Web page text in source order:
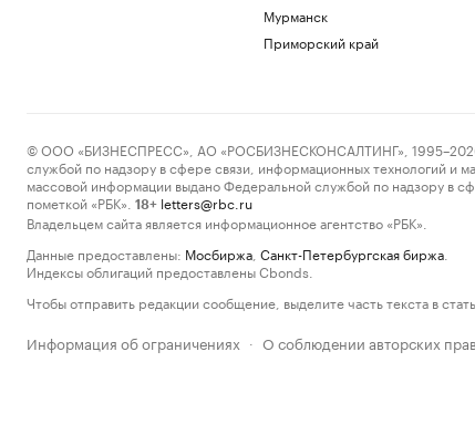
Мурманск
Приморский край
© ООО «БИЗНЕСПРЕСС», АО «РОСБИЗНЕСКОНСАЛТИНГ», 1995–2026.
службой по надзору в сфере связи, информационных технологий и
массовой информации выдано Федеральной службой по надзору в
пометкой «РБК».
18+ letters@rbc.ru
Владельцем сайта является информационное агентство «РБК».
Данные предоставлены: Мосбиржа Санкт-Петербургская биржа
Индексы облигаций предоставлены Cbonds.
Чтобы отправить редакции сообщение, выделите часть текста в
Информация об ограничениях · О соблюдении авторских прав